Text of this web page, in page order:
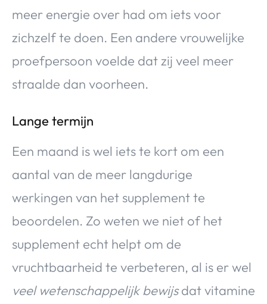
meer energie over had om iets voor
zichzelf te doen. Een andere vrouwelijke
proefpersoon voelde dat zij veel meer
straalde dan voorheen.
Lange termijn
Een maand is wel iets te kort om een
aantal van de meer langdurige
werkingen van het supplement te
beoordelen. Zo weten we niet of het
supplement echt helpt om de
vruchtbaarheid te verbeteren, al is er wel
veel wetenschappelijk bewijsdat vitamine